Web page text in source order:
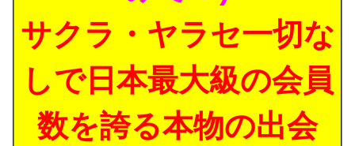
サクラ・ヤラセ一切な
しで日本最大級の会員
数を誇る本物の出会